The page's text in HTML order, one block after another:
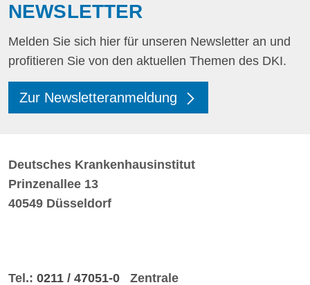
NEWSLETTER
Melden Sie sich hier für unseren Newsletter an und
profitieren Sie von den aktuellen Themen des DKI.
Zur Newsletteranmeldung
Deutsches Krankenhausinstitut
Prinzenallee 13
40549 Düsseldorf
Tel.: 0211 / 47051-0 Zentrale